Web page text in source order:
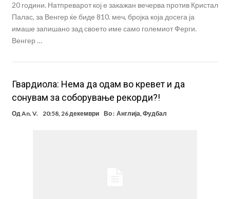
20 години. Натпреварот кој е закажан вечерва против Кристал
Палас, за Венгер ќе биде 810. меч, бројка која досега ја
имаше запишано зад своето име само големиот Ферги.
Венгер …
Гвардиола: Нема да одам во кревет и да
сонувам за соборување рекорди?!
ОдAn. V. 20:58, 26 декември Во : Англија,Фудбал